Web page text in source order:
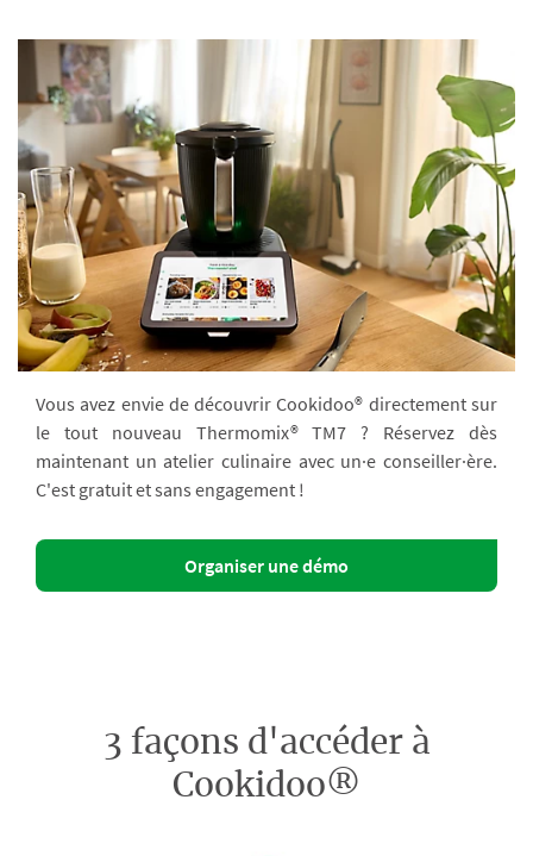
Vous avez envie de découvrir Cookidoo® directement sur
le tout nouveau Thermomix® TM7 ? Réservez dès
maintenant un atelier culinaire avec un·e conseiller·ère.
C'est gratuit et sans engagement !
Organiser une démo
3 façons d'accéder à
Cookidoo®